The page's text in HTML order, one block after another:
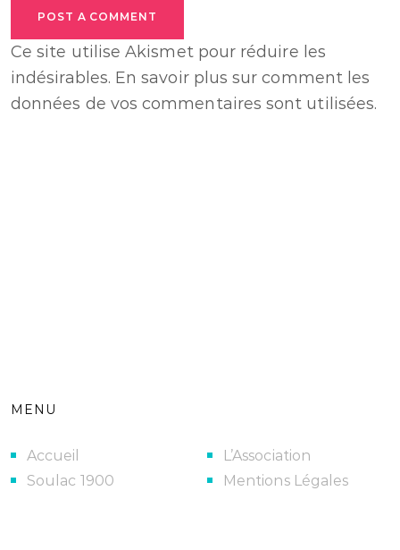
POST A COMMENT
Ce site utilise Akismet pour réduire les
indésirables. En savoir plus sur comment les
données de vos commentaires sont utilisées.
MENU
Accueil
Soulac 1900
L’Association
Mentions Légales